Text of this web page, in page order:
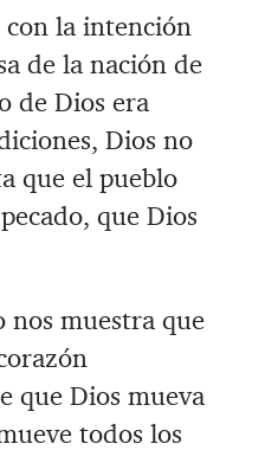
con la intención
de la nación de
de Dios era
Dios no
que el pueblo
que Dios
muestra que
que Dios mueva
todos los